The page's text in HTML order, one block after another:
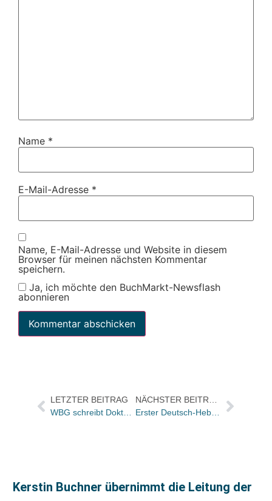
Name *
E-Mail-Adresse *
Name, E-Mail-Adresse und Website in diesem
Browser für meinen nächsten Kommentar
speichern.
Ja, ich möchte den BuchMarkt-Newsflash
abonnieren
LETZTER BEITRAG
WBG schreibt Doktoranden-Stipendium aus / Bewerbungsfrist: 31. Dezember
Kerstin Buchner übernimmt die Leitung der